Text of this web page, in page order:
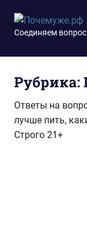
содержимому
Соединяем
Рубрика:
Ответы на
лучше пить,
Строго 21+